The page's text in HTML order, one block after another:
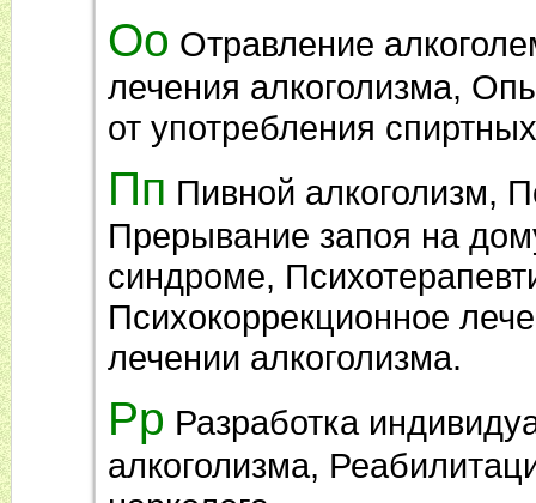
Оо Отравление
лечения алкоголизма,
от употребления
Пп Пивной алкоголизм,
Прерывание запоя на
синдроме,
Психокоррекционное
лечении алкоголизма.
Рр Разработка
алкоголизма,